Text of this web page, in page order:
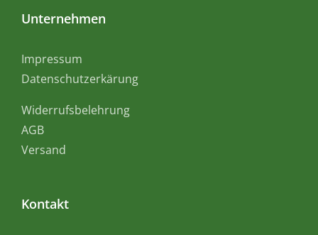
Unternehmen
Impressum
Datenschutzerkärung
Widerrufsbelehrung
AGB
Versand
Kontakt